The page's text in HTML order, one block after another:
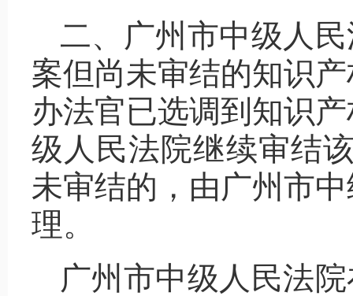
二、广州市中级人
案但尚未审结的知识
办法官已选调到知识
级人民法院继续审结
未审结的，由广州市
理。
广州市中级人民法